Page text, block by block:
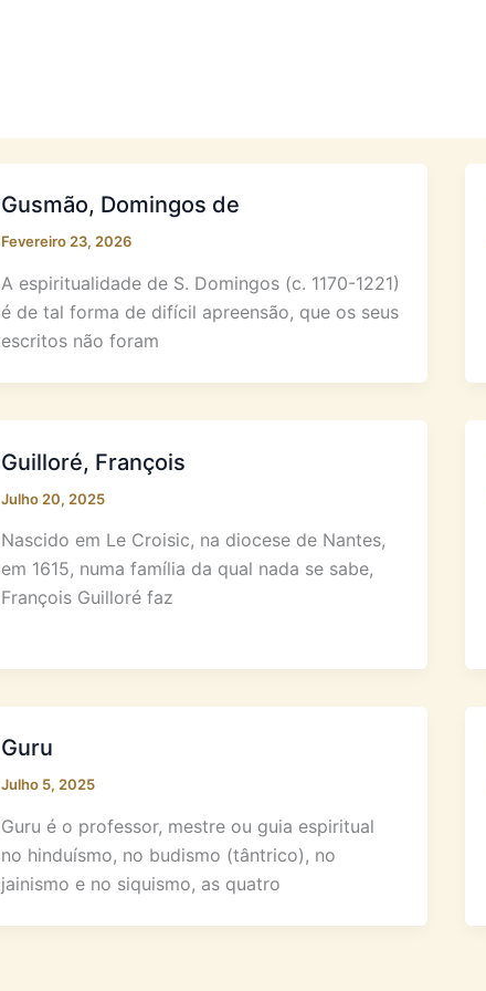
Gusmão, Domingos de
Fevereiro 23, 2026
A espiritualidade de S. Domingos (c. 1170-1221)
é de tal forma de difícil apreensão, que os seus
escritos não foram
Guilloré, François
Julho 20, 2025
Nascido em Le Croisic, na diocese de Nantes,
em 1615, numa família da qual nada se sabe,
François Guilloré faz
Guru
Julho 5, 2025
Guru é o professor, mestre ou guia espiritual
no hinduísmo, no budismo (tântrico), no
jainismo e no siquismo, as quatro